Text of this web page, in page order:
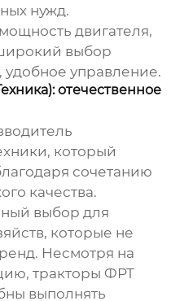
нужд.
двигателя,
выбор
удобное управление.
отечественное
который
сочетанию
качества.
выбор для
которые не
Несмотря на
тракторы ФРТ
выполнять